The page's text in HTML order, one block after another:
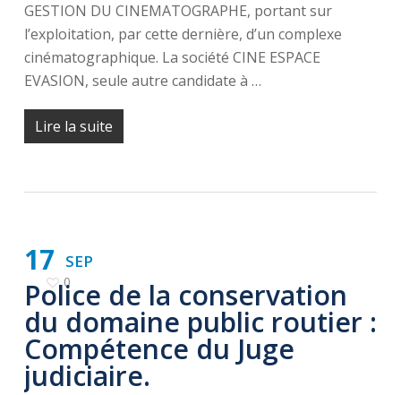
GESTION DU CINEMATOGRAPHE, portant sur
l’exploitation, par cette dernière, d’un complexe
cinématographique. La société CINE ESPACE
EVASION, seule autre candidate à …
Lire la suite
SEP
17
0
Police de la conservation
du domaine public routier :
Compétence du Juge
judiciaire.